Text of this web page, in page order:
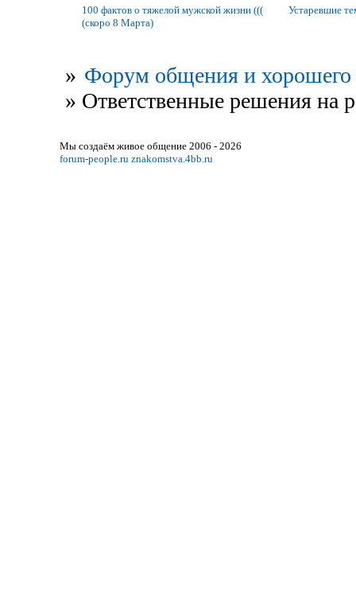
100 фактов о тяжелой мужской жизни (((
(скоро 8 Марта)
Устаревшие
» Форум общения и хорошего
» Ответственные решения на
Мы создаём живое общение 2006 - 2026
forum-people.ru znakomstva.4bb.ru